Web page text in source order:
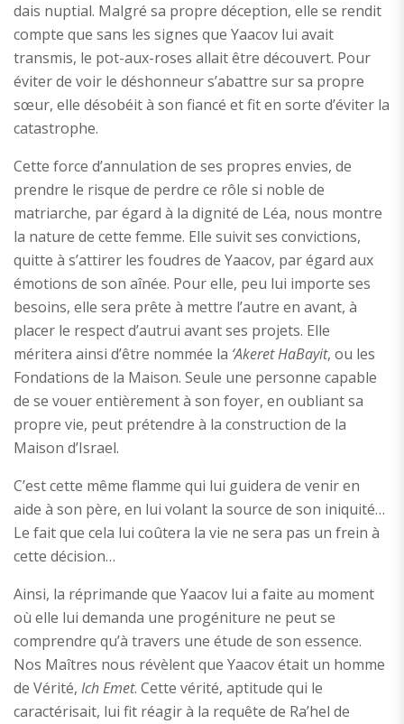
dais nuptial. Malgré sa propre déception, elle se rendit
compte que sans les signes que Yaacov lui avait
transmis, le pot-aux-roses allait être découvert. Pour
éviter de voir le déshonneur s’abattre sur sa propre
sœur, elle désobéit à son fiancé et fit en sorte d’éviter la
catastrophe.
Cette force d’annulation de ses propres envies, de
prendre le risque de perdre ce rôle si noble de
matriarche, par égard à la dignité de Léa, nous montre
la nature de cette femme. Elle suivit ses convictions,
quitte à s’attirer les foudres de Yaacov, par égard aux
émotions de son aînée. Pour elle, peu lui importe ses
besoins, elle sera prête à mettre l’autre en avant, à
placer le respect d’autrui avant ses projets. Elle
méritera ainsi d’être nommée la ‘Akeret HaBayit, ou les
Fondations de la Maison. Seule une personne capable
de se vouer entièrement à son foyer, en oubliant sa
propre vie, peut prétendre à la construction de la
Maison d’Israel.
C’est cette même flamme qui lui guidera de venir en
aide à son père, en lui volant la source de son iniquité…
Le fait que cela lui coûtera la vie ne sera pas un frein à
cette décision…
Ainsi, la réprimande que Yaacov lui a faite au moment
où elle lui demanda une progéniture ne peut se
comprendre qu’à travers une étude de son essence.
Nos Maîtres nous révèlent que Yaacov était un homme
de Vérité, Ich Emet. Cette vérité, aptitude qui le
caractérisait, lui fit réagir à la requête de Ra’hel de